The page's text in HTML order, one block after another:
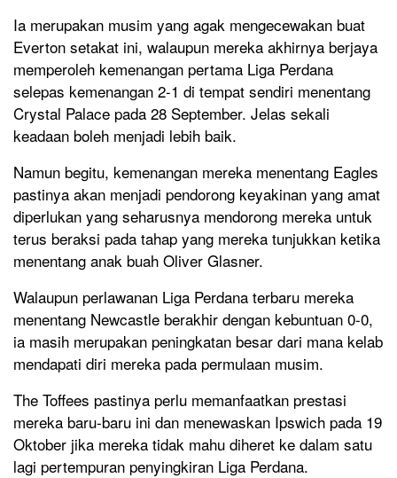
Ia merupakan musim yang agak mengecewakan buat
Everton setakat ini, walaupun mereka akhirnya berjaya
memperoleh kemenangan pertama Liga Perdana
selepas kemenangan 2-1 di tempat sendiri menentang
Crystal Palace pada 28 September. Jelas sekali
keadaan boleh menjadi lebih baik.
Namun begitu, kemenangan mereka menentang Eagles
pastinya akan menjadi pendorong keyakinan yang amat
diperlukan yang seharusnya mendorong mereka untuk
terus beraksi pada tahap yang mereka tunjukkan ketika
menentang anak buah Oliver Glasner.
Walaupun perlawanan Liga Perdana terbaru mereka
menentang Newcastle berakhir dengan kebuntuan 0-0,
ia masih merupakan peningkatan besar dari mana kelab
mendapati diri mereka pada permulaan musim.
The Toffees pastinya perlu memanfaatkan prestasi
mereka baru-baru ini dan menewaskan Ipswich pada 19
Oktober jika mereka tidak mahu diheret ke dalam satu
lagi pertempuran penyingkiran Liga Perdana.